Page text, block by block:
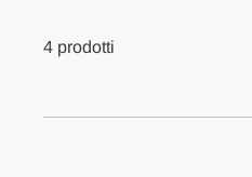
4 prodotti